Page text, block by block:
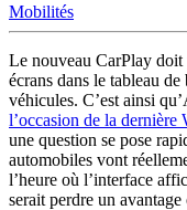
Mobilités
Le nouveau CarPlay doit
écrans dans le tableau
véhicules. C’est ainsi
l’occasion de la dernière
une question se pose
automobiles vont
l’heure où l’interface
serait perdre un